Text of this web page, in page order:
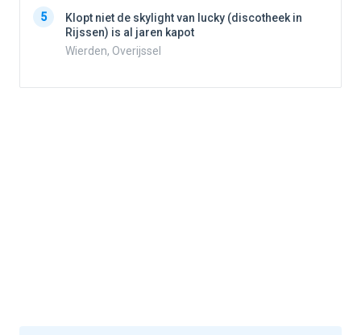
5
Klopt niet de skylight van lucky (discotheek in
Rijssen) is al jaren kapot
Wierden, Overijssel